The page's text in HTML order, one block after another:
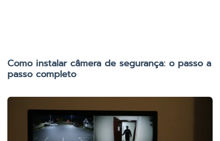
Como instalar câmera de segurança: o passo a
passo completo